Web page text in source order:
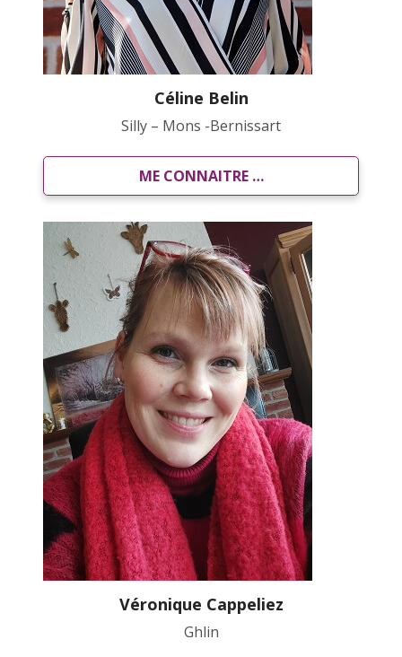
Céline Belin
Silly – Mons -Bernissart
ME CONNAITRE …
Véronique Cappeliez
Ghlin